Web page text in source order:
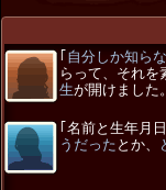
｢ 自分しか知ら
らって、それを
生が開けました
｢名前と生年月
うだった とか、